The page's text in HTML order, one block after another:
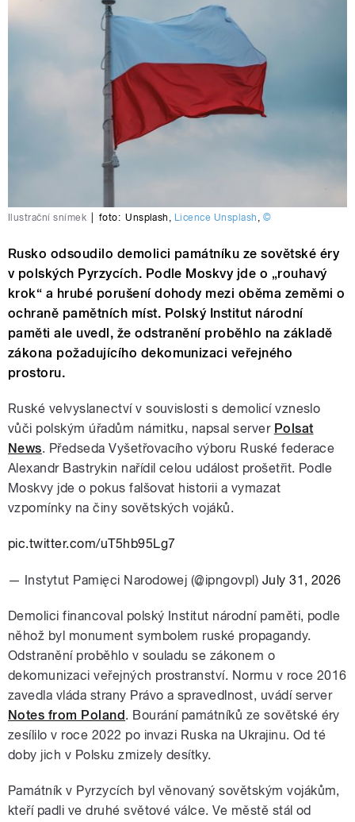
Ilustrační snímek foto: Unsplash , Licence Unsplash , ©
Rusko odsoudilo demolici památníku ze sovětské éry
v polských Pyrzycích. Podle Moskvy jde o „rouhavý
krok“ a hrubé porušení dohody mezi oběma zeměmi o
ochraně pamětních míst. Polský Institut národní
paměti ale uvedl, že odstranění proběhlo na základě
zákona požadujícího dekomunizaci veřejného
prostoru.
Ruské velvyslanectví v souvislosti s demolicí vzneslo
vůči polským úřadům námitku, napsal server Polsat
News. Předseda Vyšetřovacího výboru Ruské federace
Alexandr Bastrykin nařídil celou událost prošetřit. Podle
Moskvy jde o pokus falšovat historii a vymazat
vzpomínky na činy sovětských vojáků.
pic.twitter.com/uT5hb95Lg7
— Instytut Pamięci Narodowej (@ipngovpl) July 31, 2026
Demolici financoval polský Institut národní paměti, podle
něhož byl monument symbolem ruské propagandy.
Odstranění proběhlo v souladu se zákonem o
dekomunizaci veřejných prostranství. Normu v roce 2016
zavedla vláda strany Právo a spravedlnost, uvádí server
Notes from Poland. Bourání památníků ze sovětské éry
zesílilo v roce 2022 po invazi Ruska na Ukrajinu. Od té
doby jich v Polsku zmizely desítky.
Památník v Pyrzycích byl věnovaný sovětským vojákům,
kteří padli ve druhé světové válce. Ve městě stál od